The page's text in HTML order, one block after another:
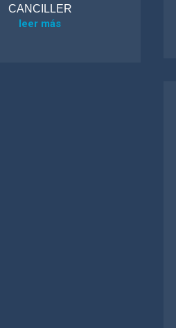
CANCILLER
leer más